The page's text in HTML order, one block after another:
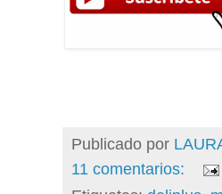
Publicado por
11 comentarios: